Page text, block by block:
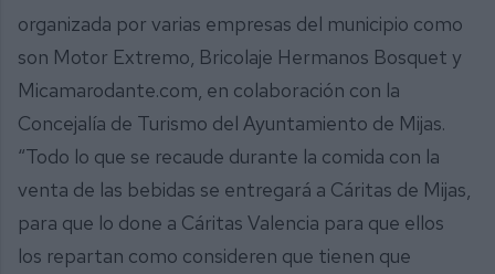
organizada por varias empresas del municipio como
son Motor Extremo, Bricolaje Hermanos Bosquet y
Micamarodante.com, en colaboración con la
Concejalía de Turismo del Ayuntamiento de Mijas.
“Todo lo que se recaude durante la comida con la
venta de las bebidas se entregará a Cáritas de Mijas,
para que lo done a Cáritas Valencia para que ellos
los repartan como consideren que tienen que